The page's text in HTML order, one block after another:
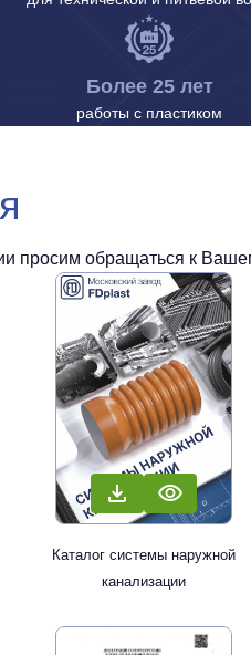
Более 25 лет
работы с пластиком
просим обращаться к
Каталог системы наружной
канализации